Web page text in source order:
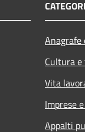
Cultura
Vita
Imprese
Appalti